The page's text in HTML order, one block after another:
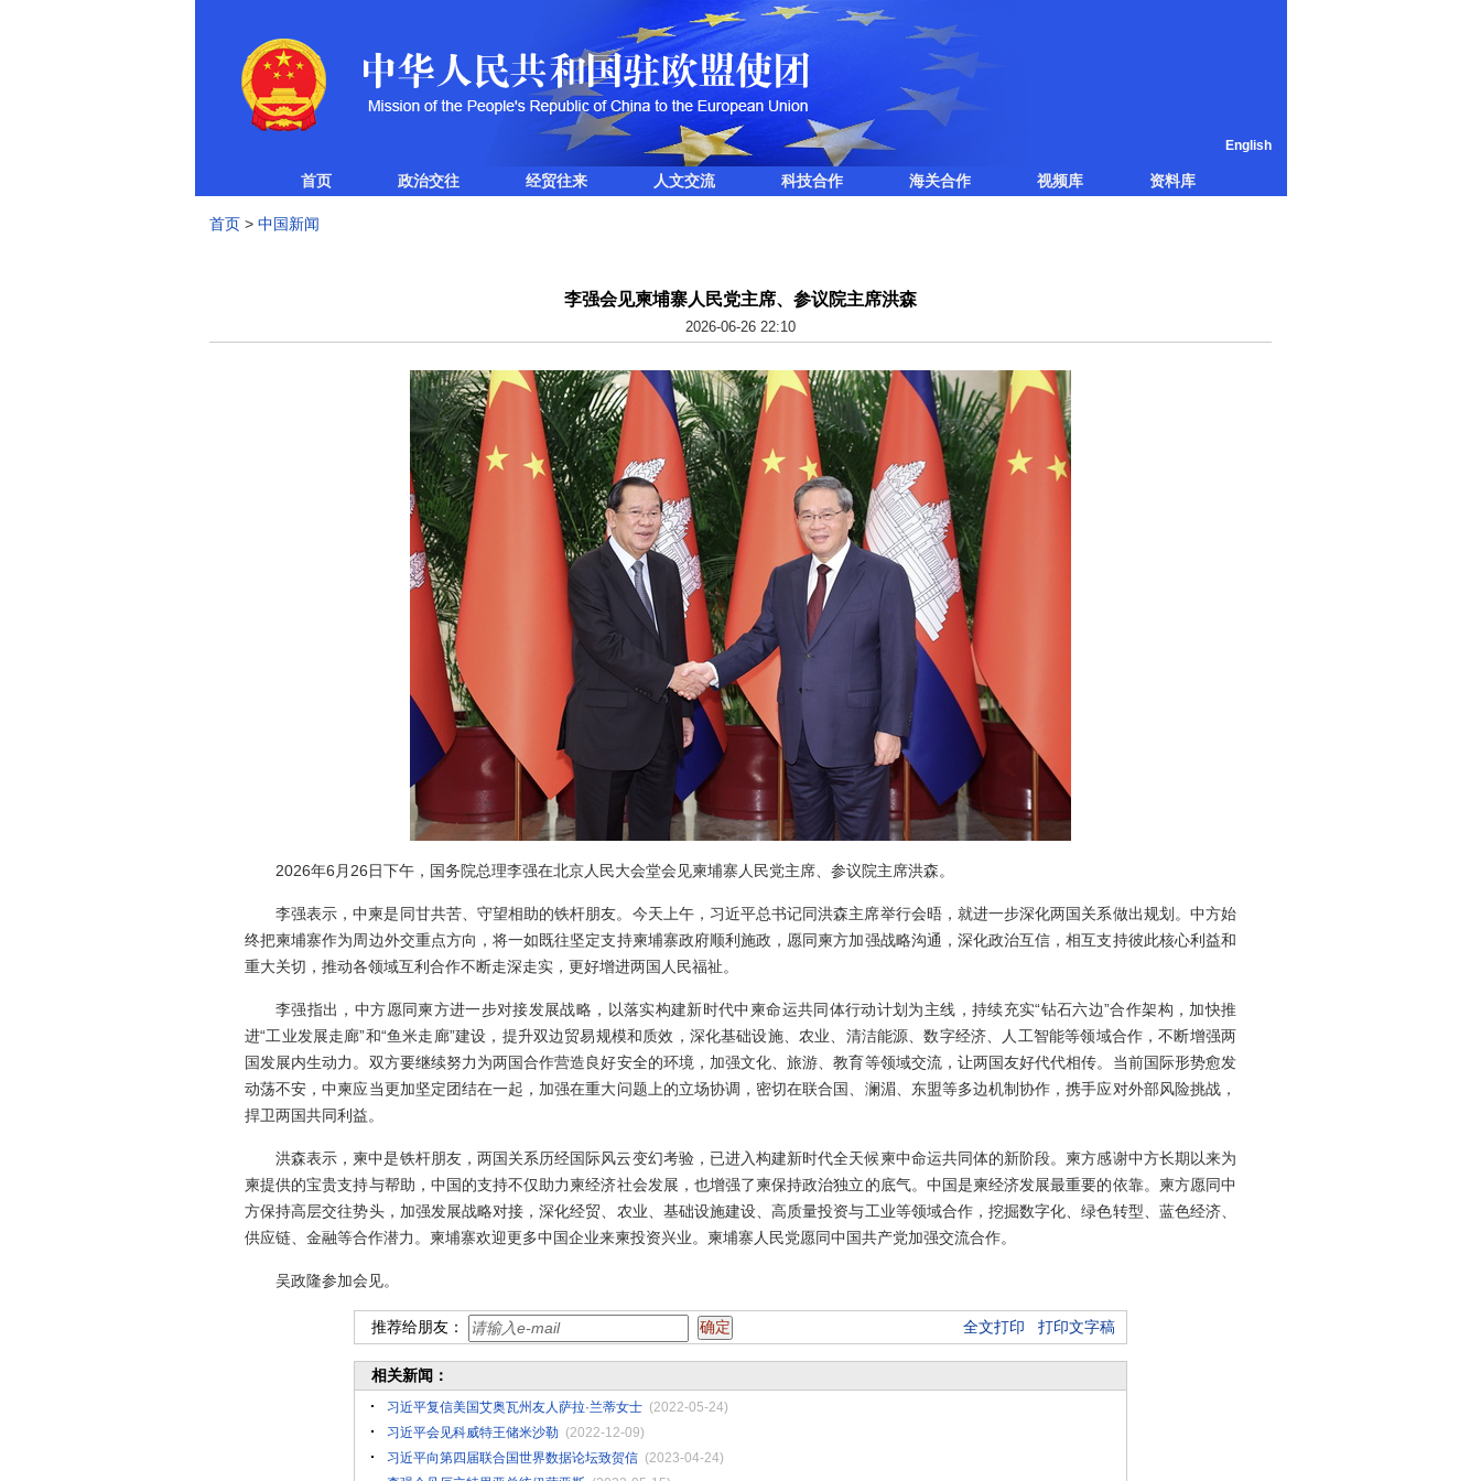
English
首页 政治交往 经贸往来 人文交流 科技合作 海关合作 视频库 资料库
首页 > 中国新闻
李强会见柬埔寨人民党主席、参议院主席洪森
2026-06-26 22:10
2026年6月26日下午，国务院总理李强在北京人民大会堂会见柬埔寨人民党主席、参议院主席洪森。
李强表示，中柬是同甘共苦、守望相助的铁杆朋友。今天上午，习近平总书记同洪森主席举行会晤，就进一步深化两国关系做出规划。中方始
终把柬埔寨作为周边外交重点方向，将一如既往坚定支持柬埔寨政府顺利施政，愿同柬方加强战略沟通，深化政治互信，相互支持彼此核心利益和
重大关切，推动各领域互利合作不断走深走实，更好增进两国人民福祉。
李强指出，中方愿同柬方进一步对接发展战略，以落实构建新时代中柬命运共同体行动计划为主线，持续充实“钻石六边”合作架构，加快推
进“工业发展走廊”和“鱼米走廊”建设，提升双边贸易规模和质效，深化基础设施、农业、清洁能源、数字经济、人工智能等领域合作，不断增强两
国发展内生动力。双方要继续努力为两国合作营造良好安全的环境，加强文化、旅游、教育等领域交流，让两国友好代代相传。当前国际形势愈发
动荡不安，中柬应当更加坚定团结在一起，加强在重大问题上的立场协调，密切在联合国、澜湄、东盟等多边机制协作，携手应对外部风险挑战，
捍卫两国共同利益。
洪森表示，柬中是铁杆朋友，两国关系历经国际风云变幻考验，已进入构建新时代全天候柬中命运共同体的新阶段。柬方感谢中方长期以来为
柬提供的宝贵支持与帮助，中国的支持不仅助力柬经济社会发展，也增强了柬保持政治独立的底气。中国是柬经济发展最重要的依靠。柬方愿同中
方保持高层交往势头，加强发展战略对接，深化经贸、农业、基础设施建设、高质量投资与工业等领域合作，挖掘数字化、绿色转型、蓝色经济、
供应链、金融等合作潜力。柬埔寨欢迎更多中国企业来柬投资兴业。柬埔寨人民党愿同中国共产党加强交流合作。
吴政隆参加会见。
推荐给朋友： 全文打印 打印文字稿
相关新闻：
习近平复信美国艾奥瓦州友人萨拉·兰蒂女士 (2022-05-24)
习近平会见科威特王储米沙勒 (2022-12-09)
习近平向第四届联合国世界数据论坛致贺信 (2023-04-24)